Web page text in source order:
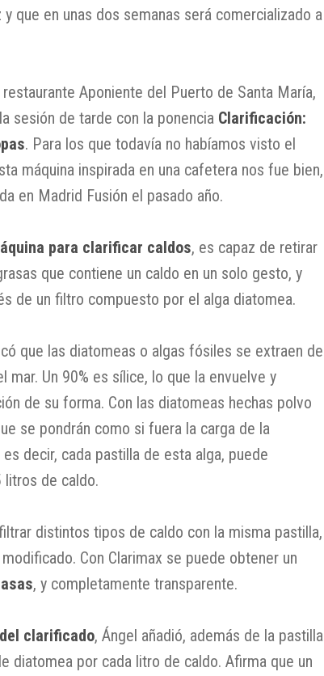
y que en unas dos semanas será comercializado a
Aponiente del Puerto de Santa María,
sesión de tarde con la ponencia Clarificación:
. Para los que todavía no habíamos visto el
máquina inspirada en una cafetera nos fue bien,
en Madrid Fusión el pasado año.
para clarificar caldos, es capaz de retirar
que contiene un caldo en un solo gesto, y
de un filtro compuesto por el alga diatomea.
que las diatomeas o algas fósiles se extraen de
mar. Un 90% es sílice, lo que la envuelve y
de su forma. Con las diatomeas hechas polvo
se pondrán como si fuera la carga de la
decir, cada pastilla de esta alga, puede
litros de caldo.
distintos tipos de caldo con la misma pastilla,
Con Clarimax se puede obtener un
, y completamente transparente.
clarificado, Ángel añadió, además de la pastilla
diatomea por cada litro de caldo. Afirma que un